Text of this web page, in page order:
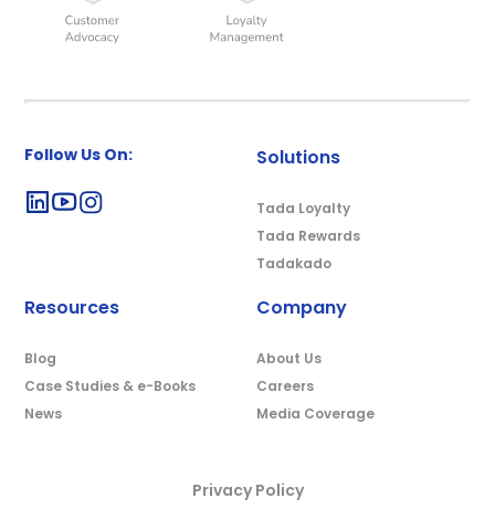
Follow Us On: Solutions
Tada Loyalty
Tada Rewards
Tadakado
Resources
Blog
Case Studies & e-Books
News
Company
About Us
Careers
Media Coverage
Privacy Policy